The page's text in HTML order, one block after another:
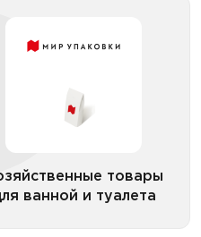
товары
ванной и туалета
для ванной и туалета
Вантузы и ершики
Все категории